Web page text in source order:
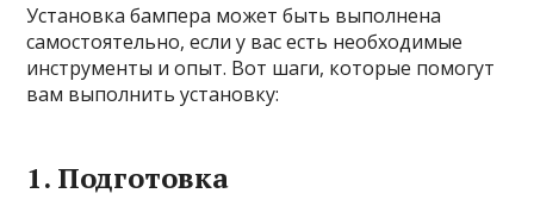
Установка бампера может быть выполнена
самостоятельно, если у вас есть необходимые
инструменты и опыт. Вот шаги, которые помогут
вам выполнить установку:
1. Подготовка